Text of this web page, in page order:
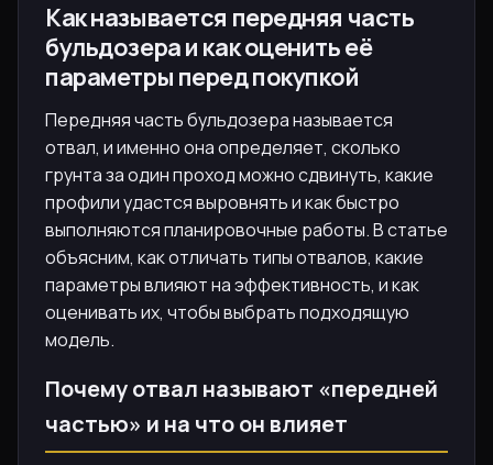
Как называется передняя часть
бульдозера и как оценить её
параметры перед покупкой
Передняя часть бульдозера называется
отвал, и именно она определяет, сколько
грунта за один проход можно сдвинуть, какие
профили удастся выровнять и как быстро
выполняются планировочные работы. В статье
объясним, как отличать типы отвалов, какие
параметры влияют на эффективность, и как
оценивать их, чтобы выбрать подходящую
модель.
Почему отвал называют «передней
частью» и на что он влияет